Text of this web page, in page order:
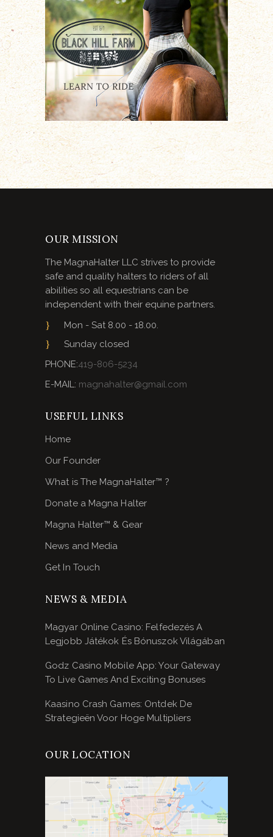
OUR MISSION
The MagnaHalter LLC strives to provide
safe and quality halters to riders of all
abilities so all equestrians can be
independent with their equine partners.
Mon - Sat 8.00 - 18.00.
Sunday closed
PHONE:419-806-5234
E-MAIL: magnahalter@gmail.com
USEFUL LINKS
Home
Our Founder
What is The MagnaHalter™ ?
Donate a Magna Halter
Magna Halter™ & Gear
News and Media
Get In Touch
NEWS & MEDIA
Magyar Online Casino: Felfedezés A
Legjobb Játékok És Bónuszok Világában
Godz Casino Mobile App: Your Gateway
To Live Games And Exciting Bonuses
Kaasino Crash Games: Ontdek De
Strategieën Voor Hoge Multipliers
OUR LOCATION